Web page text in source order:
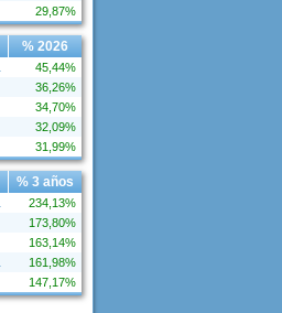
29,87%
% 2026
45,44%
36,26%
34,70%
32,09%
31,99%
% 3 años
234,13%
173,80%
163,14%
161,98%
147,17%